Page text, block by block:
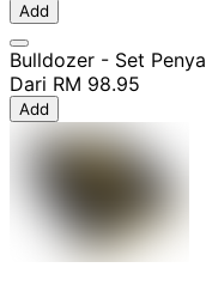
Add
Bulldozer - Set
Dari RM 98.95
Add